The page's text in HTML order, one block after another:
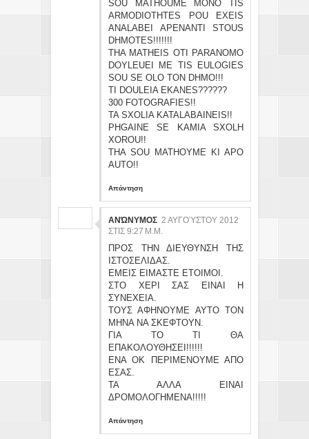
SOU MATHOUME MONO TIS
ARMODIOTHTES POU EXEIS
ANALABEI APENANTI STOUS
DHMOTES!!!!!!!
THA MATHEIS OTI PARANOMO
DOYLEUEI ME TIS EULOGIES
SOU SE OLO TON DHMO!!!
TI DOULEIA EKANES??????
300 FOTOGRAFIES!!
TA SXOLIA KATALABAINEIS!!
PHGAINE SE KAMIA SXOLH
XOROU!!
THA SOU MATHOYME KI APO
AUTO!!
Απάντηση
ΑΝΏΝΥΜΟΣ 2 ΑΥΓΟΎΣΤΟΥ 2012
ΣΤΙΣ 9:27 Μ.Μ.
ΠΡΟΣ ΤΗΝ ΔΙΕΥΘΥΝΣΗ ΤΗΣ
ΙΣΤΟΣΕΛΙΔΑΣ.
ΕΜΕΙΣ ΕΙΜΑΣΤΕ ΕΤΟΙΜΟΙ.
ΣΤΟ ΧΕΡΙ ΣΑΣ ΕΙΝΑΙ Η
ΣΥΝΕΧΕΙΑ.
ΤΟΥΣ ΑΦΗΝΟΥΜΕ ΑΥΤΟ ΤΟΝ
ΜΗΝΑ ΝΑ ΣΚΕΦΤΟΥΝ.
ΓΙΑ ΤΟ ΤΙ ΘΑ
ΕΠΑΚΟΛΟΥΘΗΣΕΙ!!!!!!
ΕΝΑ ΟΚ ΠΕΡΙΜΕΝΟΥΜΕ ΑΠΟ
ΕΣΑΣ.
ΤΑ ΑΛΛΑ ΕΙΝΑΙ
ΔΡΟΜΟΛΟΓΗΜΕΝΑ!!!!!
Απάντηση